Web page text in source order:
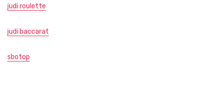
judi roulette
judi baccarat
sbotop